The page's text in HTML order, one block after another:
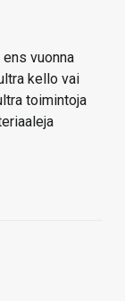
ens vuonna
kello vai
toimintoja